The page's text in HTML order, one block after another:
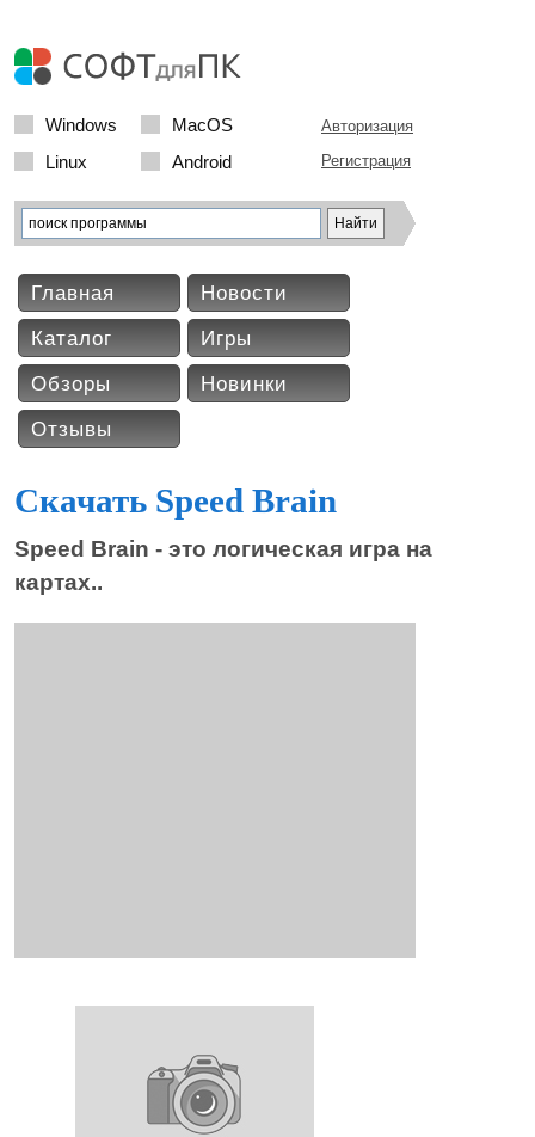
Windows
MacOS
Linux
Android
Авторизация
Регистрация
Главная
Новости
Каталог
Игры
Обзоры
Новинки
Отзывы
Скачать Speed Brain
Speed Brain - это логическая игра на
картах..